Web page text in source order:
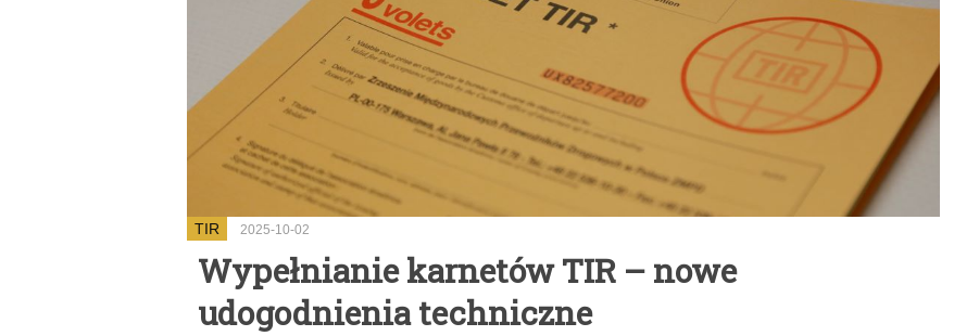
TIR 2025-10-02
Wypełnianie karnetów TIR – nowe
udogodnienia techniczne